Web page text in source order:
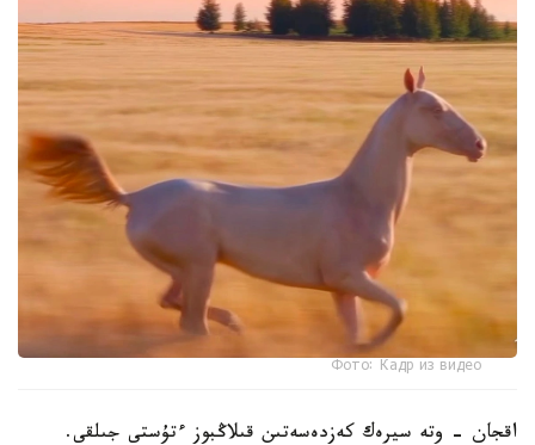
Фото: Кадр из видео
اقجان - وتە سيرەك كەزدەسەتىن قىلاڭبوز ءتۇستى جىلقى.